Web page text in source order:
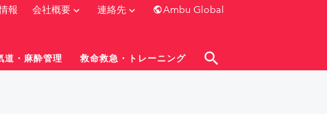
道・麻酔管理 救命救急・トレーニング search
報 会社概要 keyboard_arrow_down 連絡先keyboard_arrow_down publicAmbu Global